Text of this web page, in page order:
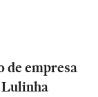
de empresa
Lulinha